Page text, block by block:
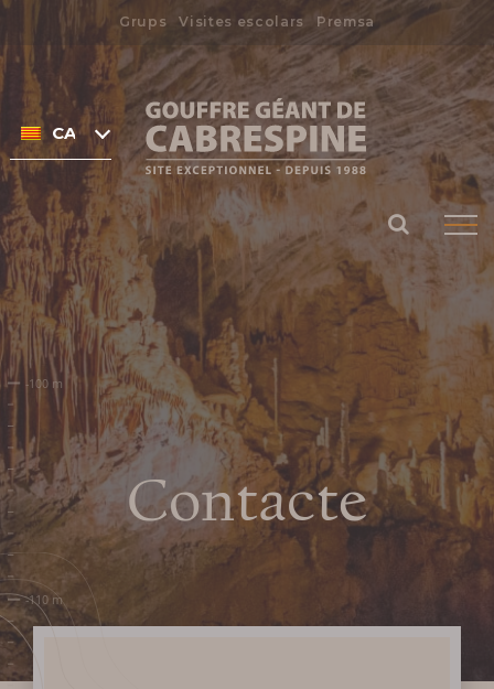
Skip
to
content
Grups Visites escolars Premsa
Search
for:
CATALÀ
Contacte